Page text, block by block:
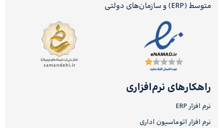
متوسط (ERP) و سازمان‌های دولتی
راهکارهای نرم‌افزاری
نرم افزار ERP
نرم افزار اتوماسیون اداری